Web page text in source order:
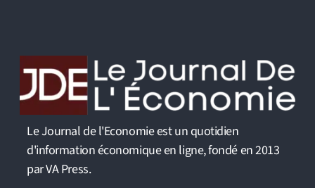
Le Journal de l'Economie est un quotidien
d'information économique en ligne, fondé en 2013
par VA Press.